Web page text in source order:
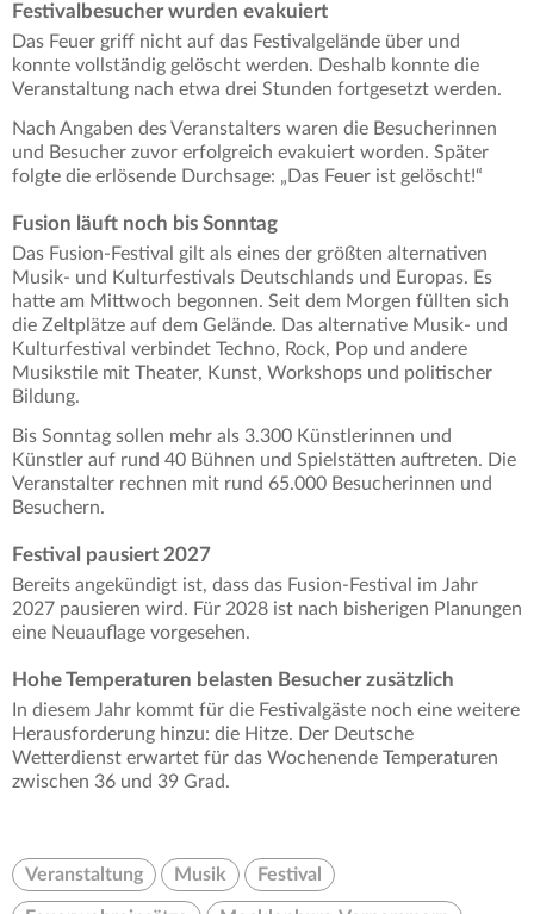
Festivalbesucher wurden evakuiert
Das Feuer griff nicht auf das Festivalgelände über und
konnte vollständig gelöscht werden. Deshalb konnte die
Veranstaltung nach etwa drei Stunden fortgesetzt werden.
Nach Angaben des Veranstalters waren die Besucherinnen
und Besucher zuvor erfolgreich evakuiert worden. Später
folgte die erlösende Durchsage: „Das Feuer ist gelöscht!“
Fusion läuft noch bis Sonntag
Das Fusion-Festival gilt als eines der größten alternativen
Musik- und Kulturfestivals Deutschlands und Europas. Es
hatte am Mittwoch begonnen. Seit dem Morgen füllten sich
die Zeltplätze auf dem Gelände. Das alternative Musik- und
Kulturfestival verbindet Techno, Rock, Pop und andere
Musikstile mit Theater, Kunst, Workshops und politischer
Bildung.
Bis Sonntag sollen mehr als 3.300 Künstlerinnen und
Künstler auf rund 40 Bühnen und Spielstätten auftreten. Die
Veranstalter rechnen mit rund 65.000 Besucherinnen und
Besuchern.
Festival pausiert 2027
Bereits angekündigt ist, dass das Fusion-Festival im Jahr
2027 pausieren wird. Für 2028 ist nach bisherigen Planungen
eine Neuauflage vorgesehen.
Hohe Temperaturen belasten Besucher zusätzlich
In diesem Jahr kommt für die Festivalgäste noch eine weitere
Herausforderung hinzu: die Hitze. Der Deutsche
Wetterdienst erwartet für das Wochenende Temperaturen
zwischen 36 und 39 Grad.
Veranstaltung Musik Festival